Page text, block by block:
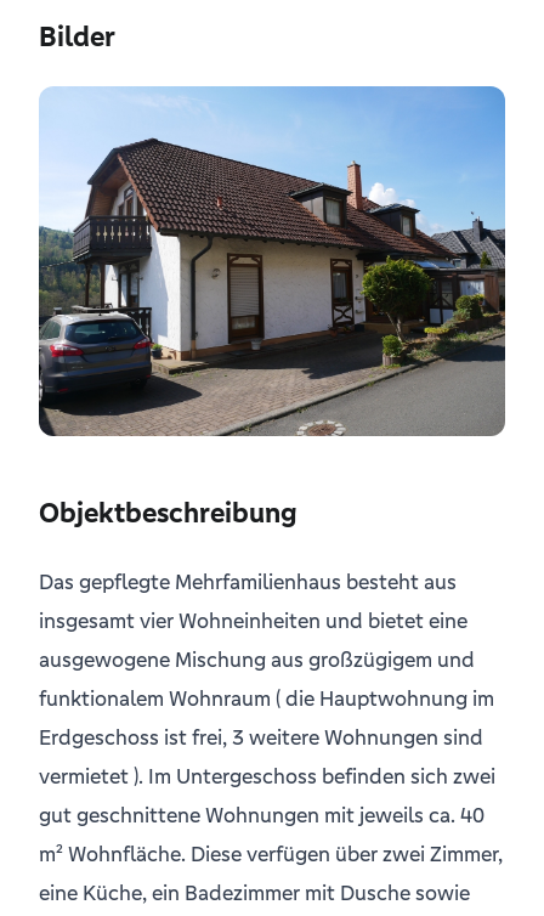
Bilder
Objektbeschreibung
Das gepflegte Mehrfamilienhaus besteht aus
insgesamt vier Wohneinheiten und bietet eine
ausgewogene Mischung aus großzügigem und
funktionalem Wohnraum ( die Hauptwohnung im
Erdgeschoss ist frei, 3 weitere Wohnungen sind
vermietet ). Im Untergeschoss befinden sich zwei
gut geschnittene Wohnungen mit jeweils ca. 40
m² Wohnfläche. Diese verfügen über zwei Zimmer,
eine Küche, ein Badezimmer mit Dusche sowie